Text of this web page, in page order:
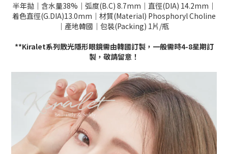
半年拋｜含水量38%｜弧度(B.C) 8.7mm｜直徑(DIA) 14.2mm｜
着色直徑(G.DIA)13.0mm｜材質(Material) Phosphoryl Choline
｜產地韓國｜包裝(Packing) 1片/瓶
**Kiralet系列散光隱形眼鏡需由韓國訂製，一般需時4-8星期訂
製，敬請留意！